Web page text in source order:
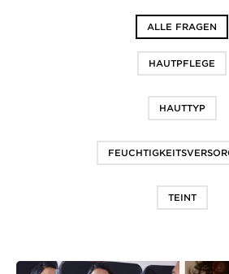
ALLE FRAGEN
HAUTPFLEGE
HAUTTYP
TEINT